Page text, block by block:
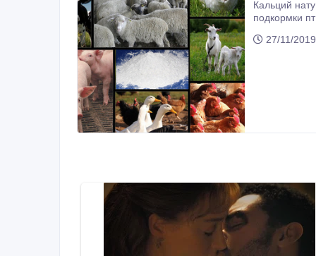
Кальций натуральный! В большом колличестве. Мука известняковая
подкормки птиц отвечающих требованиям ГОСТ 26826-86 Принимаем заявки по закупу и
27/11/